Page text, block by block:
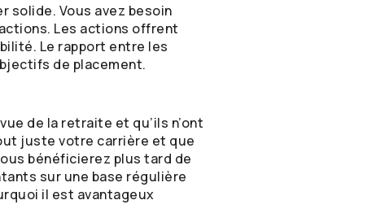
solide. Vous avez besoin
Les actions offrent
Le rapport entre les
de placement.
de la retraite et qu’ils n’ont
juste votre carrière et que
bénéficierez plus tard de
sur une base régulière
il est avantageux